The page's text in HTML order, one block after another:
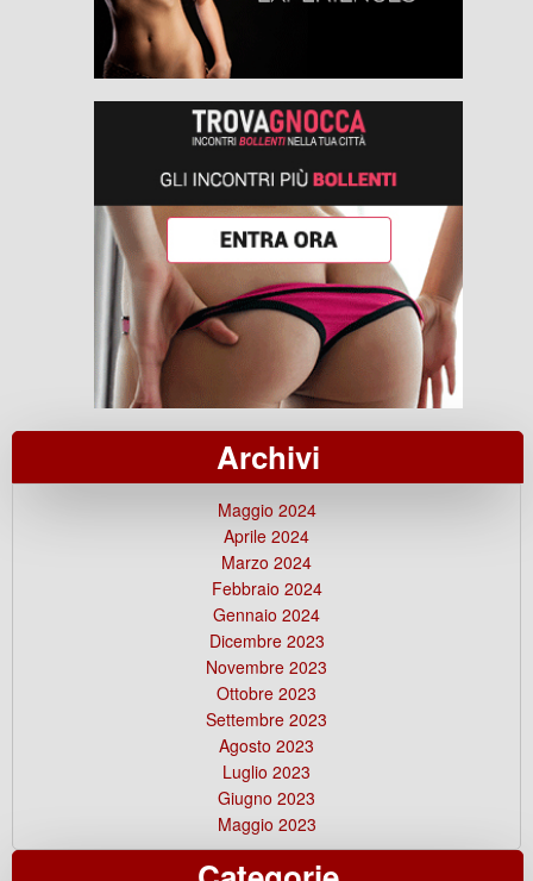
Archivi
Maggio 2024
Aprile 2024
Marzo 2024
Febbraio 2024
Gennaio 2024
Dicembre 2023
Novembre 2023
Ottobre 2023
Settembre 2023
Agosto 2023
Luglio 2023
Giugno 2023
Maggio 2023